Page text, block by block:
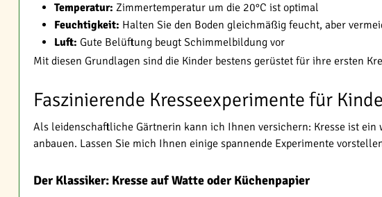
Temperatur: Zimmertemperatur um die 20°C ist optimal
Feuchtigkeit: Halten Sie den Boden gleichmäßig feucht, aber
Luft: Gute Belüftung beugt Schimmelbildung vor
Mit diesen Grundlagen sind die Kinder bestens gerüstet für ihre ersten
Faszinierende Kresseexperimente für
Als leidenschaftliche Gärtnerin kann ich Ihnen versichern: Kresse ist
anbauen. Lassen Sie mich Ihnen einige spannende Experimente
Der Klassiker: Kresse auf Watte oder Küchenpapier